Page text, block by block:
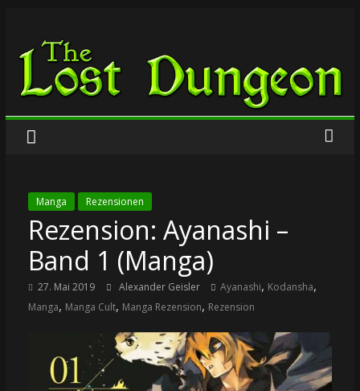
springen
The
Lost
Dungeon
Manga Rezensionen
Rezension: Ayanashi –
Band 1 (Manga)
27. Mai 2019 Alexander Geisler Ayanashi, Kodansha,
Manga, Manga Cult, Manga Rezension, Rezension